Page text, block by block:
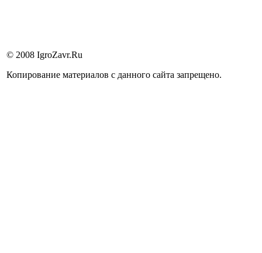
© 2008 IgroZavr.Ru
Копирование материалов с данного сайта запрещено.